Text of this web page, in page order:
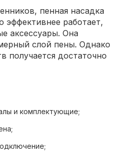
пенная насадка
эффективнее работает,
аксессуары. Она
слой пены. Однако
получается достаточно
и комплектующие;